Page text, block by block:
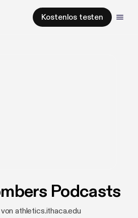
Kostenlos testen
Podcasts
athletics.ithaca.edu